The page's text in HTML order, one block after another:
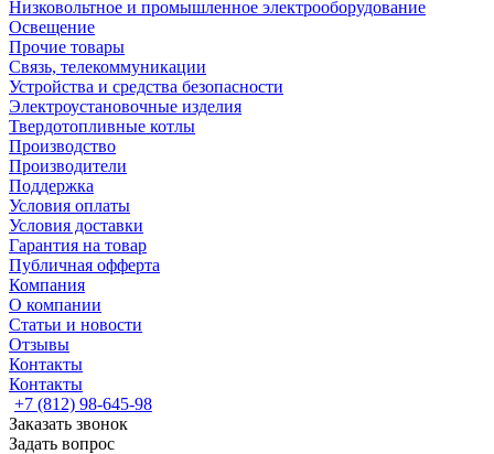
Низковольтное и промышленное электрооборудование
Освещение
Прочие товары
Связь, телекоммуникации
Устройства и средства безопасности
Электроустановочные изделия
Твердотопливные котлы
Производство
Производители
Поддержка
Условия оплаты
Условия доставки
Гарантия на товар
Публичная офферта
Компания
О компании
Статьи и новости
Отзывы
Контакты
Контакты
+7 (812) 98-645-98
Заказать звонок
Задать вопрос